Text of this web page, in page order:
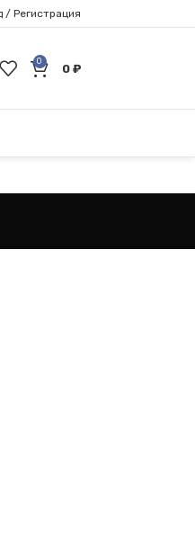
/ Регистрация
0
0 ₽